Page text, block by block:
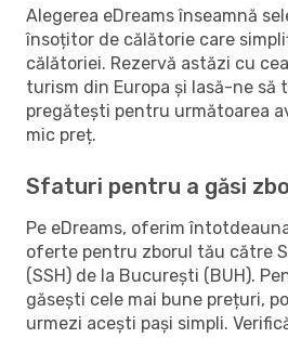
Alegerea eDreams înseamnă
însoțitor de călătorie care
călătoriei. Rezervă astăzi cu
turism din Europa și lasă-ne să
pregătești pentru următoarea
mic preț.
Sfaturi pentru a găsi
Pe eDreams, oferim
oferte pentru zborul tău către
(SSH) de la București (BUH).
găsești cele mai bune prețuri,
urmezi acești pași simpli.